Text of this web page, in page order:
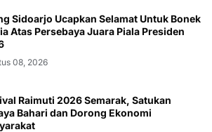
Sidoarjo Ucapkan Selamat Untuk Bonek
Atas Persebaya Juara Piala Presiden
08, 2026
Raimuti 2026 Semarak, Satukan
Bahari dan Dorong Ekonomi